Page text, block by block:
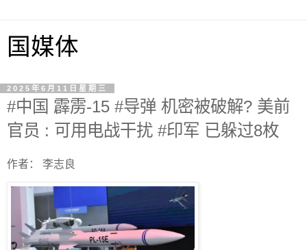
国媒体
2025年6月11日星期三
#中国 霹雳-15 #导弹 机密被破解? 美前
官员 : 可用电战干扰 #印军 已躲过8枚
作者： 李志良